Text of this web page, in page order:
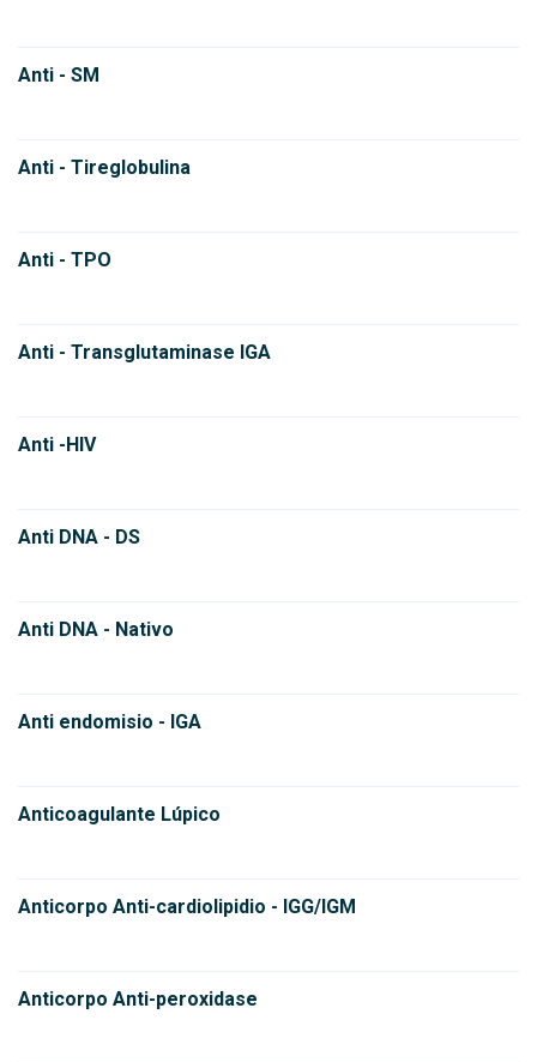
Anti - SM
Anti - Tireglobulina
Anti - TPO
Anti - Transglutaminase IGA
Anti -HIV
Anti DNA - DS
Anti DNA - Nativo
Anti endomisio - IGA
Anticoagulante Lúpico
Anticorpo Anti-cardiolipidio - IGG/IGM
Anticorpo Anti-peroxidase